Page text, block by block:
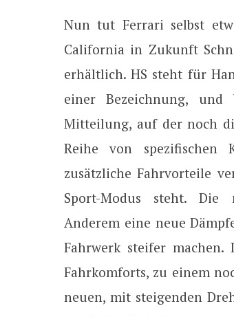
Nun tut Ferrari selbst
California in Zukunft
erhältlich. HS steht für
einer Bezeichnung, und
Mitteilung, auf der noch
Reihe von spezifischen
zusätzliche Fahrvorteile
Sport-Modus steht. Die
Anderem eine neue
Fahrwerk steifer
Fahrkomforts, zu einem
neuen, mit steigenden